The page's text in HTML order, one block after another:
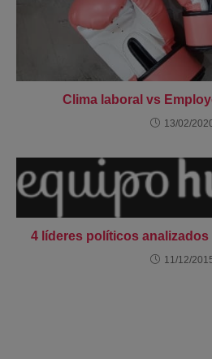
Clima laboral vs
13/02/
4 líderes políticos analizados
11/12/